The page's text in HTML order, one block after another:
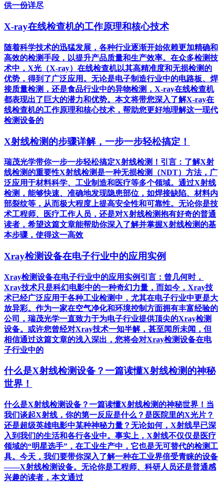
供一份详尽
X-ray在线检查机的工作原理和核心技术
随着科学技术的迅猛发展，各种行业逐渐开始依赖更加精确和
高效的检测手段，以提升产品质量和生产效率。在众多检测技
术中，X光（X-ray）在线检查机以其高精准度和无损检测的
优势，得到了广泛应用。无论是电子制造行业中的电路板、焊
接质量检测，还是食品行业中的异物检测，X-ray在线检查机
都表现出了巨大的潜力和优势。本文将带您深入了解X-ray在
线检查机的工作原理和核心技术，帮助您更好地理解这一现代
检测设备的
X射线检测的步骤详解，一步一步轻松搞定！
瑞茂光学带你一步一步轻松搞定X射线检测！引言：了解X射
线检测的重要性X射线检测是一种无损检测（NDT）方法，广
泛应用于材料科学、工业制造和医疗等多个领域。通过X射线
检测，能够快速、准确地发现隐患部位，如焊接缺陷、材料内
部裂纹等，从而极大程度上提高安全性和可靠性。无论你是技
术工程师、医疗工作人员，还是对X射线检测抱有好奇的普通
读者，希望这篇文章能帮助你深入了解并掌握X射线检测的基
本步骤，使得这一高效
Xray检测设备在电子行业中的应用实例
Xray检测设备在电子行业中的应用实例引言：曾几何时，
Xray技术只是科幻电影中的一种奇幻力量，而如今，Xray技
术已经广泛应用于各种工业检测中，尤其在电子行业中更是大
放异彩。作为一家在空气净化和环境控制方面拥有丰富经验的
公司，瑞茂光学一直致力于为电子行业提供顶尖的Xray检测
设备。或许您曾经对Xray技术一知半解，甚至闻所未闻，但
相信通过这篇文章的浅入深出，您将会对Xray检测设备在电
子行业中的
什么是X射线检测设备？一篇读懂X射线检测的神秘
世界！
什么是X射线检测设备？一篇读懂X射线检测的神秘世界！当
我们谈起X射线，你的第一反应是什么？是医院里的X光片？
还是超级英雄电影中某种神秘力量？无论如何，X射线早已深
入到我们的生活和各行各业中。事实上，X射线不仅仅是医疗
领域的“明星选手”，在工业生产中，它也是无可替代的检测工
具。今天，我们要带你深入了解一种在工业界倍受青睐的设备
——X射线检测设备。无论你是工程师、科研人员还是普通感
兴趣的读者，本文通过